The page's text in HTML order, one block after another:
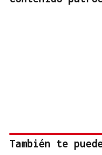
También te